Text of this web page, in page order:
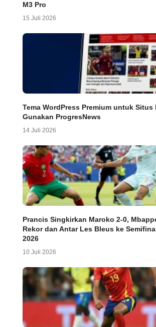
M3 Pro
15 Juli 2026
Tema WordPress Premium untuk Situs
Gunakan ProgresNews
14 Juli 2026
Prancis Singkirkan Maroko 2-0,
Rekor dan Antar Les Bleus ke
2026
10 Juli 2026